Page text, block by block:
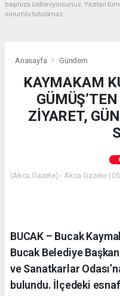
başınıza üstleniyorsunuz. Yazılan
sorumlu tutulamaz.
Anasayfa Gündem
KAYMAKAM
ZİYARET,
(Akca Gazete) - Akca Gazete |
BUCAK – Bucak
Bucak Belediye
ve Sanatkarlar
bulundu. İlçedeki